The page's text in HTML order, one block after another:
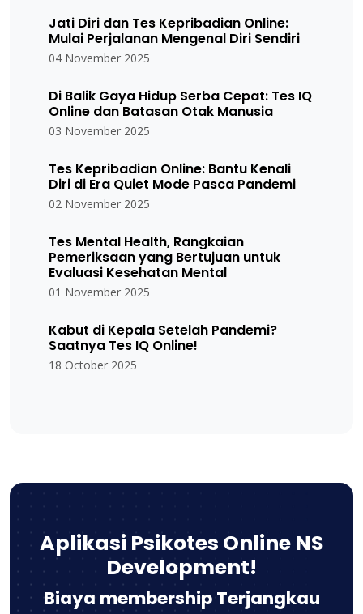
Jati Diri dan Tes Kepribadian Online:
Mulai Perjalanan Mengenal Diri Sendiri
04 November 2025
Di Balik Gaya Hidup Serba Cepat: Tes IQ
Online dan Batasan Otak Manusia
03 November 2025
Tes Kepribadian Online: Bantu Kenali
Diri di Era Quiet Mode Pasca Pandemi
02 November 2025
Tes Mental Health, Rangkaian
Pemeriksaan yang Bertujuan untuk
Evaluasi Kesehatan Mental
01 November 2025
Kabut di Kepala Setelah Pandemi?
Saatnya Tes IQ Online!
18 October 2025
Aplikasi Psikotes Online NS
Development!
Biaya membership Terjangkau